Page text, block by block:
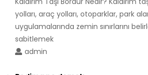
yolları, araç yolları, otoparklar, park
uygulamalarında zemin sınırlarını
sabitlemek
admin